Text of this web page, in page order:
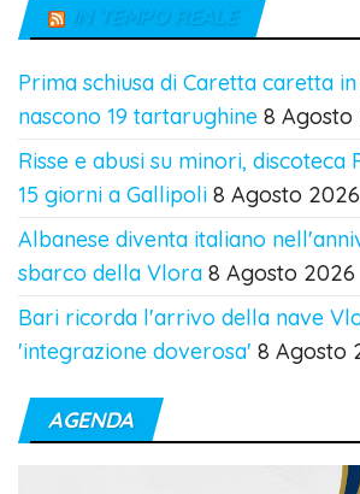
IN TEMPO REALE
Prima schiusa di Caretta caretta
nascono 19 tartarughine 8 Agosto
Risse e abusi su minori, discoteca
15 giorni a Gallipoli 8 Agosto 2026
Albanese diventa italiano
sbarco della Vlora 8 Agosto 2026
Bari ricorda l'arrivo della nave
'integrazione doverosa' 8 Agosto
AGENDA